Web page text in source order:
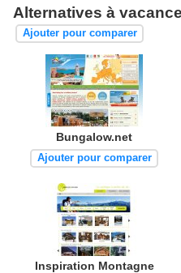
Alternatives à
Ajouter pour comparer
Bungalow.net
Ajouter pour comparer
Inspiration Montagne